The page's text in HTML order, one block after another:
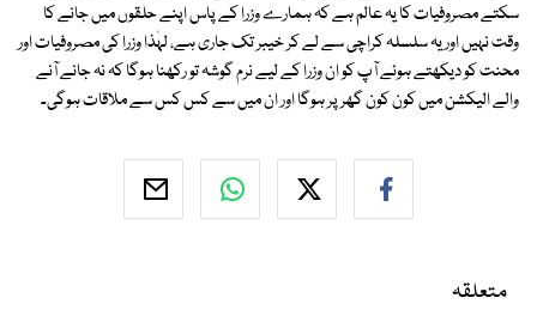
سکتے مصروفیات کا یہ عالم ہے کہ ہمارے وزرا کے پاس اپنے حلقوں میں جانے کا
وقت نہیں اور یہ سلسلہ کراچی سے لے کر خیبر تک جاری ہے، لہٰذا وزرا کی مصروفیات اور
محنت کو دیکھتے ہوئے آپ کو ان وزرا کے لیے نرم گوشہ تو رکھنا ہوگا کہ نہ جانے آنے
والے الیکشن میں کون کون گھر پر ہوگا اور ان میں سے کس کس سے ملاقات ہوگی۔
متعلقہ